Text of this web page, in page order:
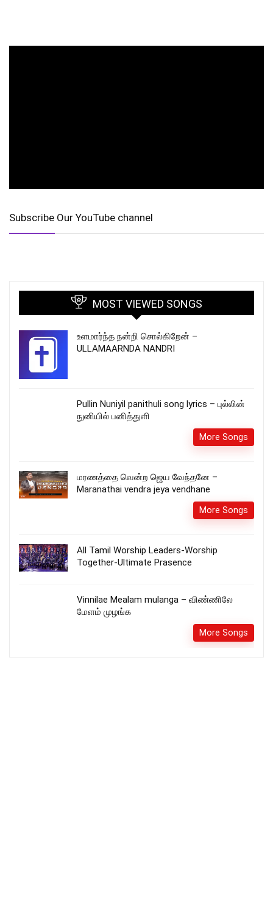
Subscribe Our YouTube channel
MOST VIEWED SONGS
உளமார்ந்த நன்றி சொல்கிறேன் –
ULLAMAARNDA NANDRI
Pullin Nuniyil panithuli song lyrics – புல்லின்
நுனியில் பனித்துளி
More Songs
மரணத்தை வென்ற ஜெய வேந்தனே –
Maranathai vendra jeya vendhane
More Songs
All Tamil Worship Leaders-Worship
Together-Ultimate Prasence
Vinnilae Mealam mulanga – விண்ணிலே
மேளம் முழங்க
More Songs